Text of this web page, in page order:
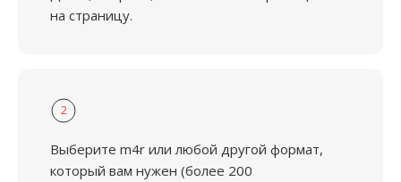
на страницу.
2
Выберите m4r или любой другой формат,
который вам нужен (более 200